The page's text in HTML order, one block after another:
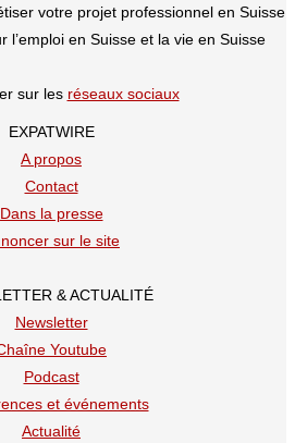
votre projet professionnel en Suisse
l’emploi en Suisse et la vie en Suisse
sur les réseaux sociaux
EXPATWIRE
A propos
Contact
Dans la presse
sur le site
& ACTUALITÉ
Newsletter
Youtube
Podcast
et événements
Actualité